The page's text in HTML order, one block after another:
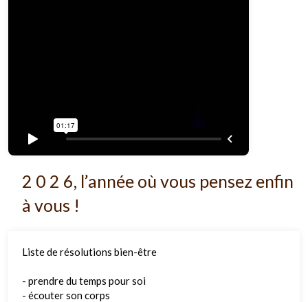
2 0 2 6, l’année où vous pensez enfin
à vous !
Liste de résolutions bien-être
- prendre du temps pour soi
- écouter son corps